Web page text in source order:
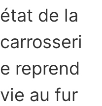
état de la
carrosseri
e reprend
vie au fur